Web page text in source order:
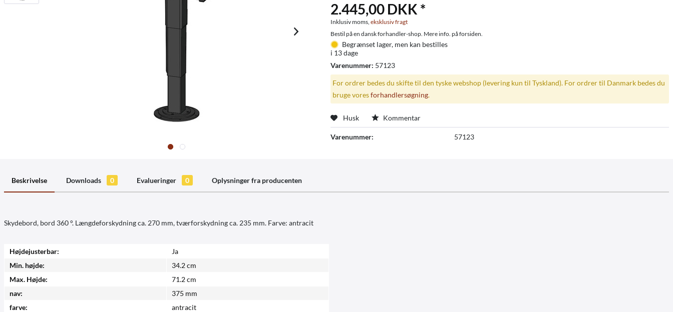
2.445,00 DKK *
Inklusiv moms, eksklusiv fragt
Bestil på en dansk forhandler-shop. Mere info. på forsiden.
Begrænset lager, men kan bestilles
i 13 dage
Varenummer: 57123
For ordrer bedes du skifte til den tyske webshop (levering kun til Tyskland). For ordrer til Danmark bedes du
bruge voresforhandlersøgning.
Husk Kommentar
Varenummer: 57123
Beskrivelse Downloads 0 Evalueringer 0 Oplysninger fra producenten
Skydebord, bord 360 °. Længdeforskydning ca. 270 mm, tværforskydning ca. 235 mm. Farve: antracit
Højdejusterbar:
Ja
Min. højde:
34.2 cm
Max. Højde:
71.2 cm
nav:
375 mm
farve:
antracit